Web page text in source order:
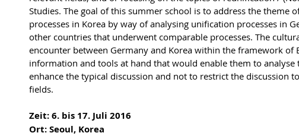
Studies. The goal of this summer school is to address the theme
processes in Korea by way of analysing unification processes in
other countries that underwent comparable processes. The
encounter between Germany and Korea within the framework
information and tools at hand that would enable them to
enhance the typical discussion and not to restrict the discussion
fields.
Zeit: 6. bis 17. Juli 2016
Ort: Seoul, Korea